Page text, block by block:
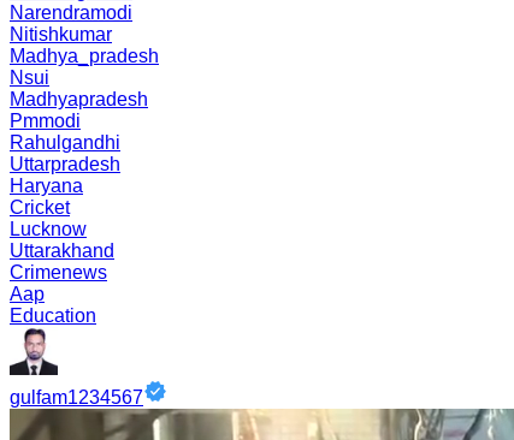
Narendramodi
Nitishkumar
Madhya_pradesh
Nsui
Madhyapradesh
Pmmodi
Rahulgandhi
Uttarpradesh
Haryana
Cricket
Lucknow
Uttarakhand
Crimenews
Aap
Education
gulfam1234567